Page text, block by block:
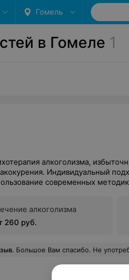
Гомель
в Гомеле 1
алкоголизма,
Индивидуальный
современных методик
алкоголизма
260 руб.
. Большое Вам спасибо. Не употребляю алкоголь ни в каком виде,